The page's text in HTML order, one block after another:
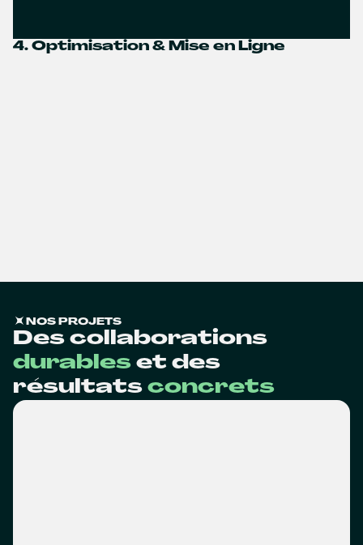
4. Optimisation & Mise en Ligne
NOS PROJETS
Des collaborations
durables et des
résultats concrets